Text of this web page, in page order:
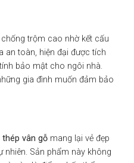
trộm cao nhờ kết cấu
an toàn, hiện đại được tích
bảo mật cho ngôi nhà.
gia đình muốn đảm bảo
vân gỗ mang lại vẻ đẹp
nhiên. Sản phẩm này không